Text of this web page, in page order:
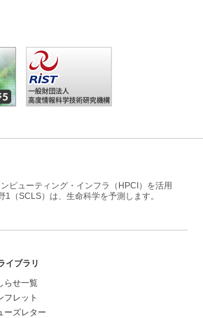
2016/01/08
スパコン「京」がひらく社会と科学 シンポジ
パーコンピュータの今とこれから」
大手町ホール)事前参加登録受付中
第10回スーパーコンピュータ「京」と創薬
2期連続でスーパーコンピュータ「京」が
新生命科学分野開拓とスーパーコンピュータ
2015/11/13
サイエンスアゴラ2015
ピューティング・インフラ（HPCI）を活用
（SCLS）は、生命科学を予測します。
イブラリ
らせ一覧
フレット
ーズレター